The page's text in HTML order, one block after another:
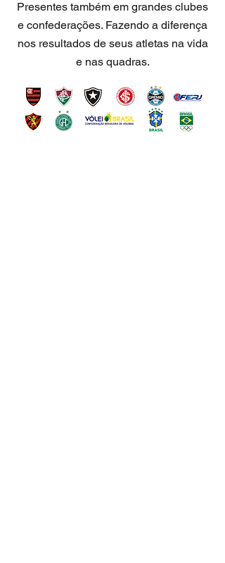
Presentes também em grandes clubes
e confederações. Fazendo a diferença
nos resultados de seus atletas na vida
e nas quadras.